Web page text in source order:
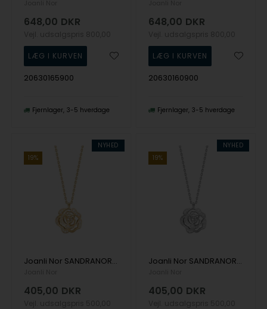
648,00 DKR
20630165900
Fjernlager 3-5 hverdage
648,00 DKR
20630160900
Fjernlager 3-5 hverdage
NYHED
19%
Joanli Nor SANDRANOR halskæde i forgyldt sølv med zirkonia
405,00 DKR
NYHED
19%
Joanli Nor SANDRANOR halskæde i rhodineret sølv med zirkon
405,00 DKR